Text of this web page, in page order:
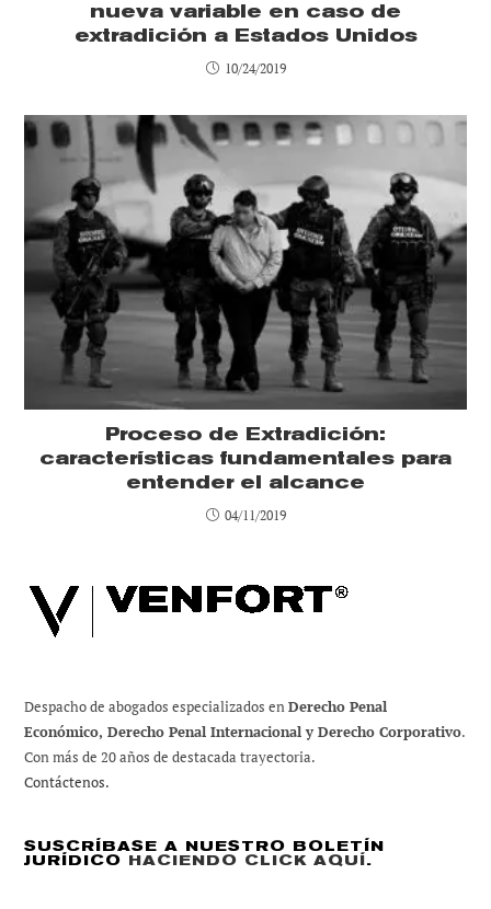
nueva variable en caso de
extradición a Estados Unidos
10/24/2019
Proceso de Extradición:
características fundamentales para
entender el alcance
04/11/2019
Despacho de abogados especializados enDerecho Penal
Económico, Derecho Penal Internacional y Derecho Corporativo.
Con más de 20 años de destacada trayectoria.
Contáctenos.
SUSCRÍBASE A NUESTRO BOLETÍN
JURÍDICO HACIENDO CLICK AQUÍ.